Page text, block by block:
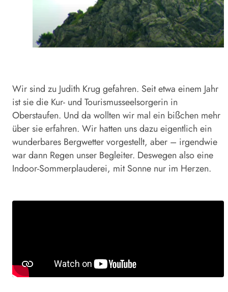
Wir sind zu Judith Krug gefahren. Seit etwa einem Jahr
ist sie die Kur- und Tourismusseelsorgerin in
Oberstaufen. Und da wollten wir mal ein bißchen mehr
über sie erfahren. Wir hatten uns dazu eigentlich ein
wunderbares Bergwetter vorgestellt, aber – irgendwie
war dann Regen unser Begleiter. Deswegen also eine
Indoor-Sommerplauderei, mit Sonne nur im Herzen.